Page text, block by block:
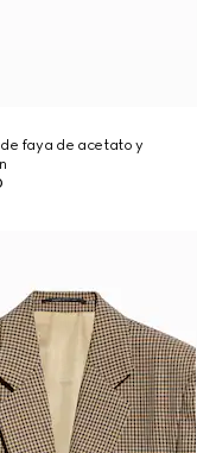
faya de acetato y